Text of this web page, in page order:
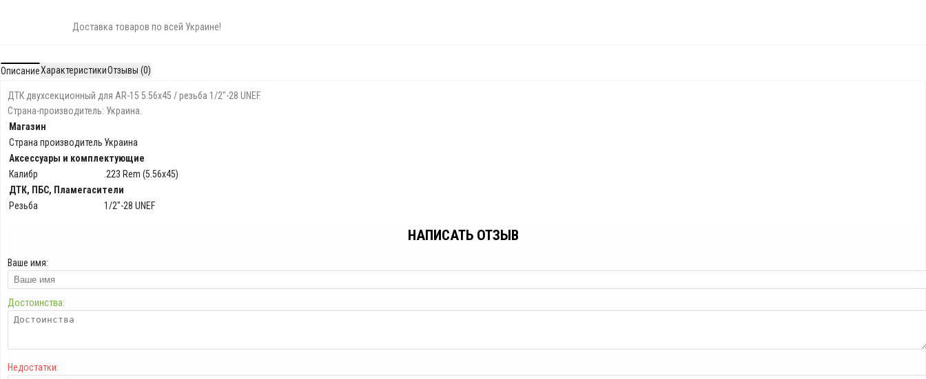
Доставка товаров по всей Украине!
ОписаниеХарактеристикиОтзывы (0)
ДТК двухсекционный для АR-15 5.56х45 / резьба 1/2"-28 UNEF.
Страна-производитель: Украина.
Магазин
Страна производитель Украина
Аксессуары и комплектующие
Калибр
.223 Rem (5.56х45)
ДТК, ПБС, Пламегасители
Резьба
1/2"-28 UNEF
НАПИСАТЬ ОТЗЫВ
Ваше имя:
Достоинства:
Недостатки: